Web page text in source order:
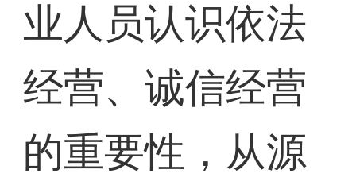
业人员认识依法
经营、诚信经营
的重要性，从源